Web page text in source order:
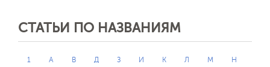
СТАТЬИ ПО НАЗВАНИЯМ
1 А В Д З И К Л М Н